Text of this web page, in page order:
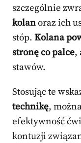
szczególnie
kolanoraz ich
stóp. Kolana
stronę co palce,
stawów.
Stosując te
technikę,
efektywność
kontuzji